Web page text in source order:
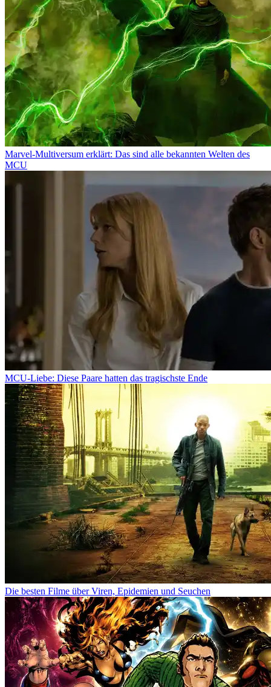
Marvel-Multiversum erklärt: Das sind alle bekannten Welten des
MCU
MCU-Liebe: Diese Paare hatten das tragischste Ende
Die besten Filme über Viren, Epidemien und Seuchen